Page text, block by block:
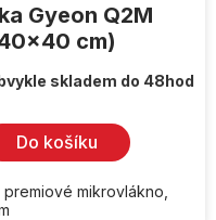
Gyeon Q2M
cm)
skladem do 48hod
Do košíku
mikrovlákno,